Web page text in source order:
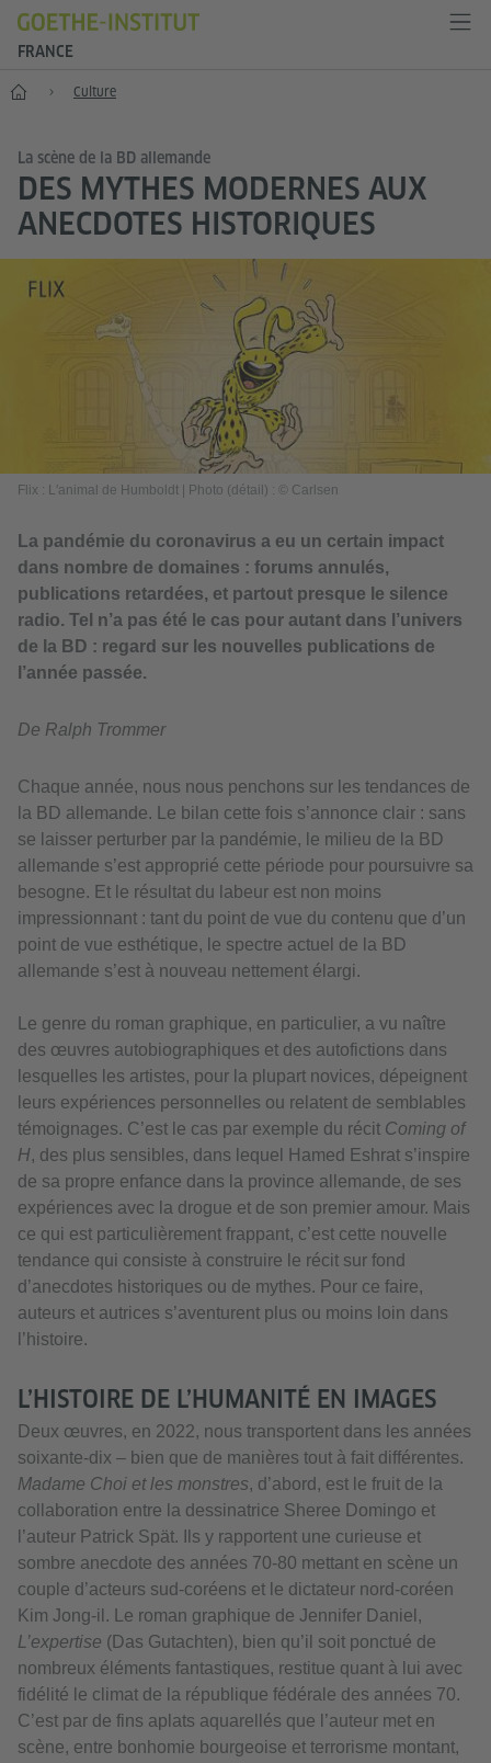
FRANCE
Accueil Culture
La scène de la BD allemande
DES MYTHES MODERNES AUX
ANECDOTES HISTORIQUES
Flix : L'animal de Humboldt Photo (détail) : © Carlsen
La pandémie du coronavirus a eu un certain impact
dans nombre de domaines : forums annulés,
publications retardées, et partout presque le silence
radio. Tel n’a pas été le cas pour autant dans l’univers
de la BD : regard sur les nouvelles publications de
l’année passée.
De Ralph Trommer
Chaque année, nous nous penchons sur les tendances de
la BD allemande. Le bilan cette fois s’annonce clair : sans
se laisser perturber par la pandémie, le milieu de la BD
allemande s’est approprié cette période pour poursuivre sa
besogne. Et le résultat du labeur est non moins
impressionnant : tant du point de vue du contenu que d’un
point de vue esthétique, le spectre actuel de la BD
allemande s’est à nouveau nettement élargi.
Le genre du roman graphique, en particulier, a vu naître
des œuvres autobiographiques et des autofictions dans
lesquelles les artistes, pour la plupart novices, dépeignent
leurs expériences personnelles ou relatent de semblables
témoignages. C’est le cas par exemple du récit Coming of
H, des plus sensibles, dans lequel Hamed Eshrat s’inspire
de sa propre enfance dans la province allemande, de ses
expériences avec la drogue et de son premier amour. Mais
ce qui est particulièrement frappant, c’est cette nouvelle
tendance qui consiste à construire le récit sur fond
d’anecdotes historiques ou de mythes. Pour ce faire,
auteurs et autrices s’aventurent plus ou moins loin dans
l’histoire.
L’HISTOIRE DE L’HUMANITÉ EN IMAGES
Deux œuvres, en 2022, nous transportent dans les années
soixante-dix – bien que de manières tout à fait différentes.
Madame Choi et les monstres, d’abord, est le fruit de la
collaboration entre la dessinatrice Sheree Domingo et
l’auteur Patrick Spät. Ils y rapportent une curieuse et
sombre anecdote des années 70-80 mettant en scène un
couple d’acteurs sud-coréens et le dictateur nord-coréen
Kim Jong-il. Le roman graphique de Jennifer Daniel,
L’expertise (Das Gutachten), bien qu’il soit ponctué de
nombreux éléments fantastiques, restitue quant à lui avec
fidélité le climat de la république fédérale des années 70.
C’est par de fins aplats aquarellés que l’auteur met en
scène, entre bonhomie bourgeoise et terrorisme montant,